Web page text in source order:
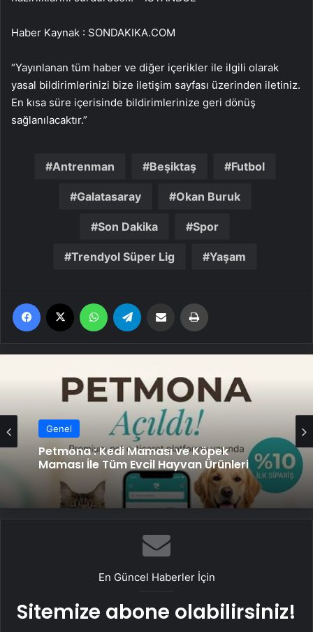
Haber Kaynak : SONDAKIKA.COM
“Yayınlanan tüm haber ve diğer içerikler ile ilgili olarak
yasal bildirimlerinizi bize iletişim sayfası üzerinden iletiniz.
En kısa süre içerisinde bildirimlerinize geri dönüş
sağlanılacaktır.”
Antrenman Beşiktaş Futbol
Galatasaray Okan Buruk
Son Dakika Spor
Trendyol Süper Lig Yaşam
Facebook WhatsApp Email'den paylaş
Genel
Petmona : Kedi Maması ve Köpek
Maması İle Tüm Evcil Hayvan Ürünleri
En Güncel Haberler İçin
Sitemize abone olabilirsiniz!